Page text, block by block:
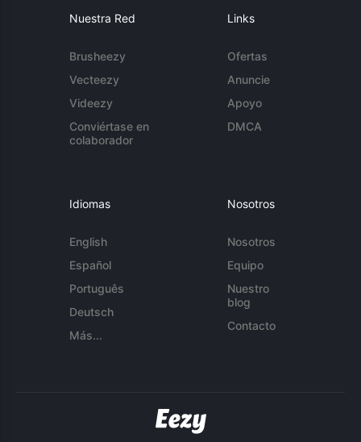
Nuestra Red
Brusheezy
Vecteezy
Videezy
Conviértase en
colaborador
Links
Ofertas
Anuncie
Apoyo
DMCA
Idiomas
English
Español
Português
Deutsch
Más...
Nosotros
Nosotros
Equipo
Nuestro
blog
Contacto